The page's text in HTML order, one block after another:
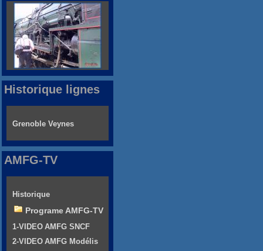
Historique lignes
Grenoble Veynes
AMFG-TV
Historique
Programe AMFG-TV
1-VIDEO AMFG SNCF
2-VIDEO AMFG Modélis